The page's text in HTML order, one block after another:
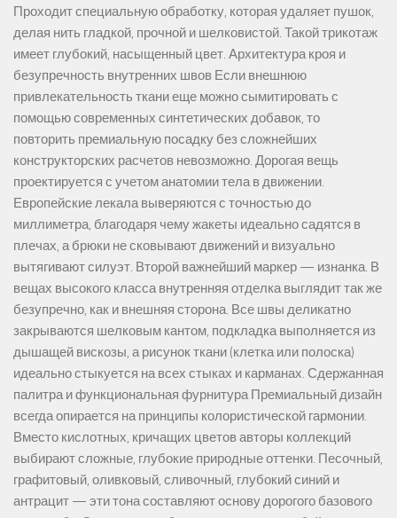
Проходит специальную обработку, которая удаляет пушок,
делая нить гладкой, прочной и шелковистой. Такой трикотаж
имеет глубокий, насыщенный цвет. Архитектура кроя и
безупречность внутренних швов Если внешнюю
привлекательность ткани еще можно сымитировать с
помощью современных синтетических добавок, то
повторить премиальную посадку без сложнейших
конструкторских расчетов невозможно. Дорогая вещь
проектируется с учетом анатомии тела в движении.
Европейские лекала выверяются с точностью до
миллиметра, благодаря чему жакеты идеально садятся в
плечах, а брюки не сковывают движений и визуально
вытягивают силуэт. Второй важнейший маркер — изнанка. В
вещах высокого класса внутренняя отделка выглядит так же
безупречно, как и внешняя сторона. Все швы деликатно
закрываются шелковым кантом, подкладка выполняется из
дышащей вискозы, а рисунок ткани (клетка или полоска)
идеально стыкуется на всех стыках и карманах. Сдержанная
палитра и функциональная фурнитура Премиальный дизайн
всегда опирается на принципы колористической гармонии.
Вместо кислотных, кричащих цветов авторы коллекций
выбирают сложные, глубокие природные оттенки. Песочный,
графитовый, оливковый, сливочный, глубокий синий и
антрацит — эти тона составляют основу дорогого базового